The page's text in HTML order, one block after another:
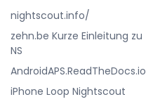
nightscout.info/
zehn.be Kurze Einleitung zu
NS
AndroidAPS.ReadTheDocs.io
iPhone Loop Nightscout